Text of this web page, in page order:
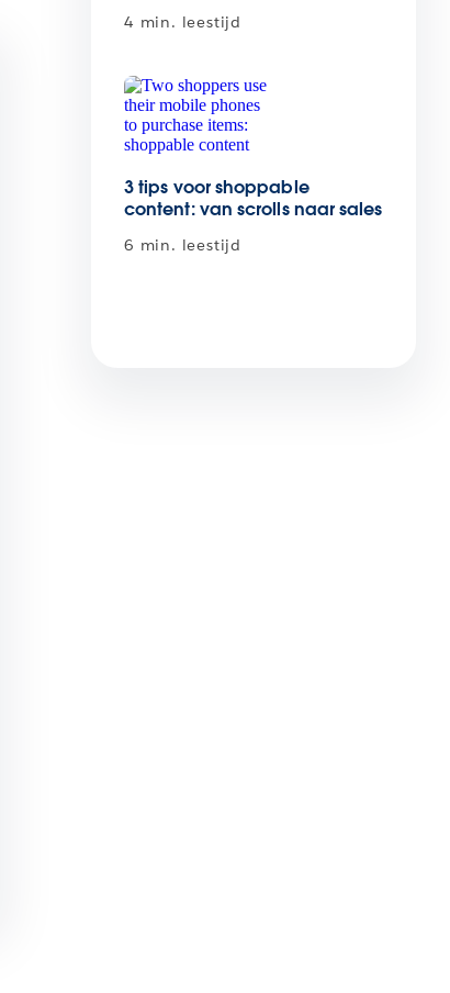
4 min. leestijd
3 tips voor shoppable
content: van scrolls naar sales
6 min. leestijd